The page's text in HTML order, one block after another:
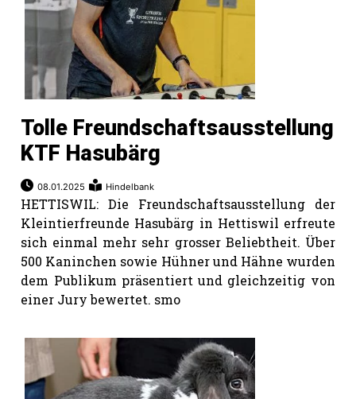
Tolle Freundschaftsausstellung
KTF Hasubärg
08.01.2025 Hindelbank
HETTISWIL: Die Freundschaftsausstellung der
Kleintierfreunde Hasubärg in Hettiswil erfreute
sich einmal mehr sehr grosser Beliebtheit. Über
500 Kaninchen sowie Hühner und Hähne wurden
dem Publikum präsentiert und gleichzeitig von
einer Jury bewertet. smo